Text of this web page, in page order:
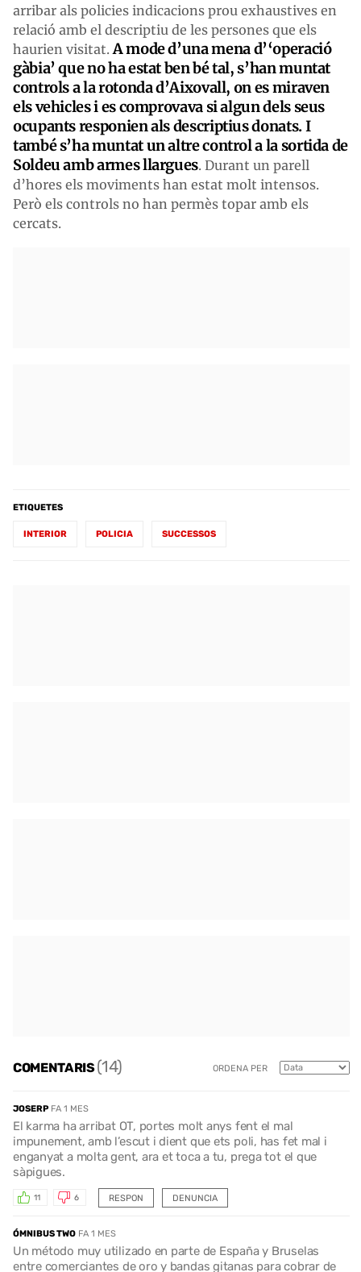
arribar als policies indicacions prou exhaustives en
relació amb el descriptiu de les persones que els
haurien visitat. A mode d’una mena d’‘operació
gàbia’ que no ha estat ben bé tal, s’han muntat
controls a la rotonda d’Aixovall, on es miraven
els vehicles i es comprovava si algun dels seus
ocupants responien als descriptius donats. I
també s’ha muntat un altre control a la sortida de
Soldeu amb armes llargues. Durant un parell
d’hores els moviments han estat molt intensos.
Però els controls no han permès topar amb els
cercats.
ETIQUETES
INTERIOR POLICIA SUCCESSOS
COMENTARIS(14) ORDENA PER
JOSERP FA 1 MES
El karma ha arribat OT, portes molt anys fent el mal
impunement, amb l’escut i dient que ets poli, has fet mal i
enganyat a molta gent, ara et toca a tu, prega tot el que
sàpigues.
RESPON
11 6 DENUNCIA
ÓMNIBUS TWO FA 1 MES
Un método muy utilizado en parte de España y Bruselas
entre comerciantes de oro y bandas gitanas para cobrar de